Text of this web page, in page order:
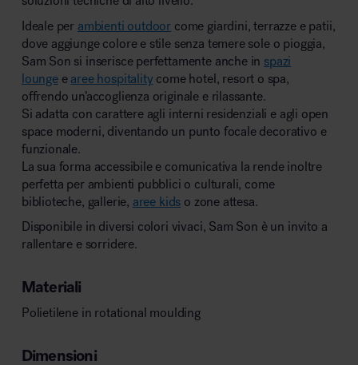
Ideale per ambienti outdoor come giardini, terrazze e patii,
dove aggiunge colore e stile senza temere sole o pioggia,
Sam Son si inserisce perfettamente anche in spazi
loungee aree hospitality come hotel, resort o spa,
offrendo un’accoglienza originale e rilassante.
Si adatta con carattere agli interni residenziali e agli open
space moderni, diventando un punto focale decorativo e
funzionale.
La sua forma accessibile e comunicativa la rende inoltre
perfetta per ambienti pubblici o culturali, come
biblioteche, gallerie, aree kids o zone attesa.
Disponibile in diversi colori vivaci, Sam Son è un invito a
rallentare e sorridere.
Materiali
Polietilene in rotational moulding
Dimensioni